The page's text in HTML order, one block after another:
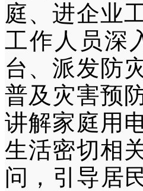
庭、进企业
工作人员深
台、派发防
普及灾害预
讲解家庭用
生活密切相
问，引导居